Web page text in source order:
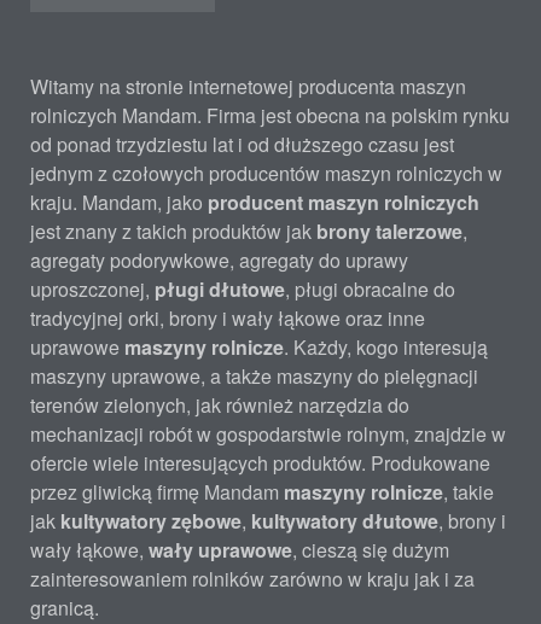
Witamy na stronie internetowej producenta maszyn
rolniczych Mandam. Firma jest obecna na polskim rynku
od ponad trzydziestu lat i od dłuższego czasu jest
jednym z czołowych producentów maszyn rolniczych w
kraju. Mandam, jako producent maszyn rolniczych
jest znany z takich produktów jak brony talerzowe,
agregaty podorywkowe, agregaty do uprawy
uproszczonej, pługi dłutowe, pługi obracalne do
tradycyjnej orki, brony i wały łąkowe oraz inne
uprawowe maszyny rolnicze. Każdy, kogo interesują
maszyny uprawowe, a także maszyny do pielęgnacji
terenów zielonych, jak również narzędzia do
mechanizacji robót w gospodarstwie rolnym, znajdzie w
ofercie wiele interesujących produktów. Produkowane
przez gliwicką firmę Mandam maszyny rolnicze, takie
jak kultywatory zębowe, kultywatory dłutowe, brony i
wały łąkowe, wały uprawowe, cieszą się dużym
zainteresowaniem rolników zarówno w kraju jak i za
granicą.